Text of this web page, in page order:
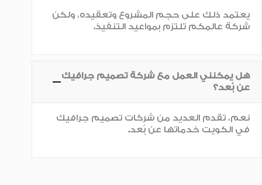
يعتمد ذلك على حجم المشروع وتعقيده، ولكن
شركة عالمكم تلتزم بمواعيد التنفيذ.
هل يمكنني العمل مع شركة تصميم جرافيك
عن بُعد؟
نعم، تقدم العديد من شركات تصميم جرافيك
في الكويت خدماتها عن بُعد.